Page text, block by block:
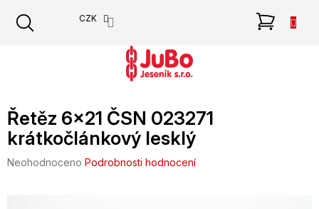
obsah
CZK
Řetěz 6x21 ČSN 023271
krátkočlánkový lesklý
Průměrné
Neohodnoceno Podrobnosti hodnocení